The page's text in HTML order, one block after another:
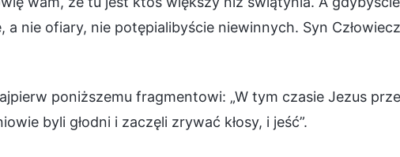
a nie ofiary, nie potępialibyście niewinnych. Syn
poniższemu fragmentowi: „W tym czasie Jezus
byli głodni i zaczęli zrywać kłosy, i jeść”.